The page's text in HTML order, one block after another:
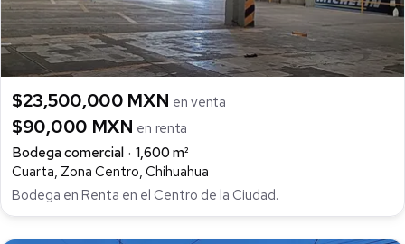
$23,500,000 MXN en venta
$90,000 MXN en renta
Bodega comercial
1,600 m²
Cuarta, Zona Centro, Chihuahua
Bodega en Renta en el Centro de la Ciudad.